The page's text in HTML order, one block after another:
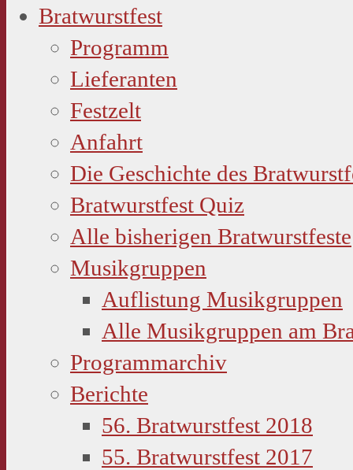
Bratwurstfest
Programm
Lieferanten
Festzelt
Anfahrt
Die Geschichte des
Bratwurstfest Quiz
Alle bisherigen Bratwurstfeste
Musikgruppen
Auflistung Musikgruppen
Alle Musikgruppen am
Programmarchiv
Berichte
56. Bratwurstfest 2018
55. Bratwurstfest 2017